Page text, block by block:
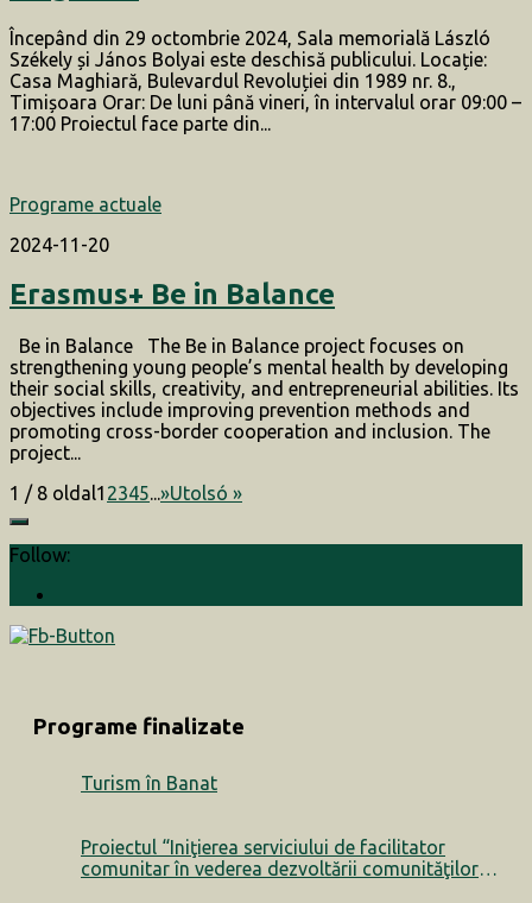
Începând din 29 octombrie 2024, Sala memorială László
Székely și János Bolyai este deschisă publicului. Locație:
Casa Maghiară, Bulevardul Revoluției din 1989 nr. 8.,
Timișoara Orar: De luni până vineri, în intervalul orar 09:00 –
17:00 Proiectul face parte din...
Programe actuale
2024-11-20
Erasmus+ Be in Balance
Be in Balance The Be in Balance project focuses on
strengthening young people’s mental health by developing
their social skills, creativity, and entrepreneurial abilities. Its
objectives include improving prevention methods and
promoting cross-border cooperation and inclusion. The
project...
1 / 8 oldal1 2345...»Utolsó »
Follow:
Programe finalizate
Turism în Banat
Proiectul “Iniţierea serviciului de facilitator
comunitar în vederea dezvoltării comunităţilor